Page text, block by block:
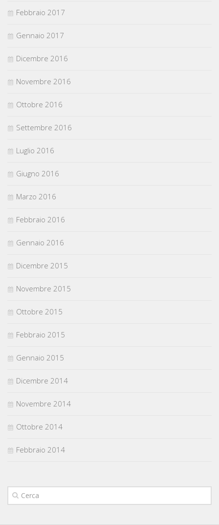
Febbraio 2017
Gennaio 2017
Dicembre 2016
Novembre 2016
Ottobre 2016
Settembre 2016
Luglio 2016
Giugno 2016
Marzo 2016
Febbraio 2016
Gennaio 2016
Dicembre 2015
Novembre 2015
Ottobre 2015
Febbraio 2015
Gennaio 2015
Dicembre 2014
Novembre 2014
Ottobre 2014
Febbraio 2014